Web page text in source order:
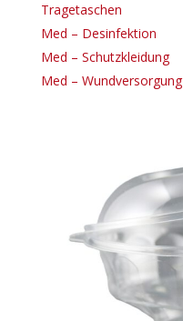
Tragetaschen
Med – Desinfektion
Med – Schutzkleidung
Med – Wundversorgung